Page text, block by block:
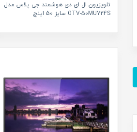
تلویزیون ال ای دی هوشمند جی پلاس مدل
GTV-50MU724S سایز 50 اینچ